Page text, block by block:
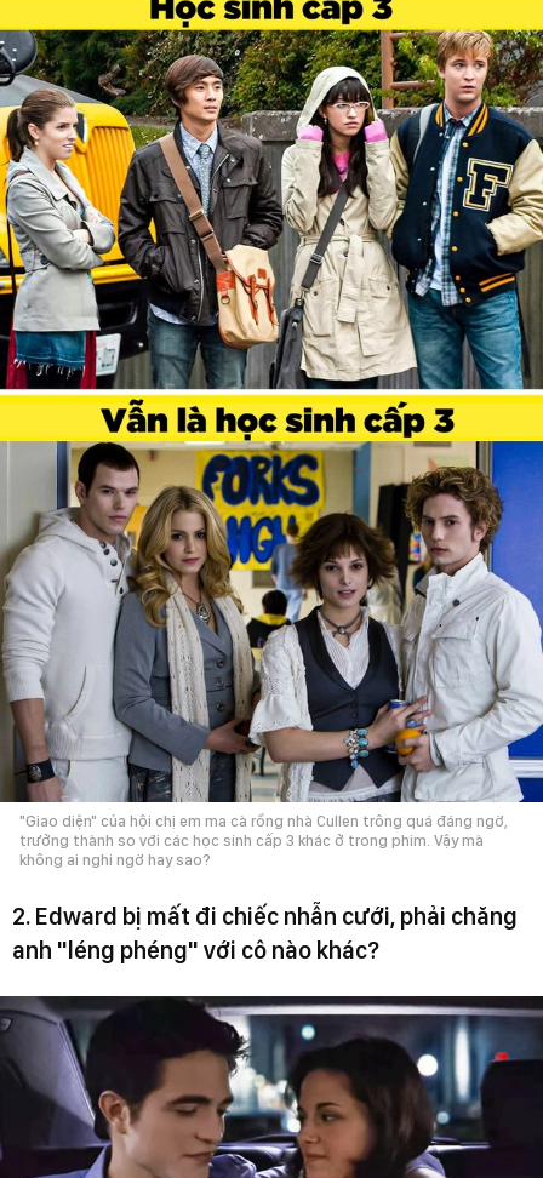
"Giao diện" của hội chị em ma cà rồng nhà Cullen trông quá đáng ngờ,
trưởng thành so với các học sinh cấp 3 khác ở trong phim. Vậy mà
không ai nghi ngờ hay sao?
2. Edward bị mất đi chiếc nhẫn cưới, phải chăng
anh "léng phéng" với cô nào khác?